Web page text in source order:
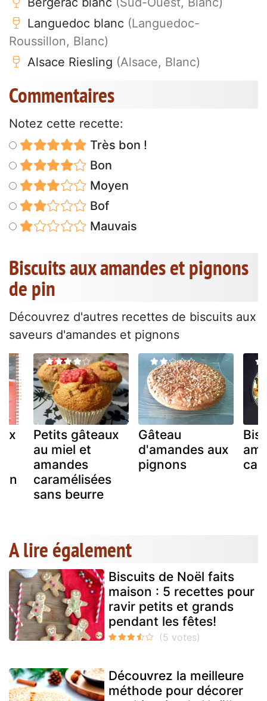
Languedoc blanc (Languedoc-
Roussillon, Blanc)
Alsace Riesling (Alsace, Blanc)
Commentaires
Notez cette recette:
Très bon !
Bon
Moyen
Bof
Mauvais
Biscuits aux amandes et pignons
de pin
Découvrez d'autres recettes de biscuits aux
saveurs d'amandes et pignons
Petits gâteaux
au miel et
amandes
caramélisées
sans beurre
Gâteau
d'amandes aux
pignons
A lire également
Biscuits de Noël faits
maison : 5 recettes pour
ravir petits et grands
pendant les fêtes!
Découvrez la meilleure
méthode pour décorer